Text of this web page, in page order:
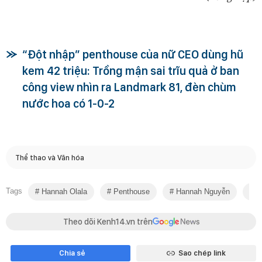
“Đột nhập” penthouse của nữ CEO dùng hũ
kem 42 triệu: Trồng mận sai trĩu quả ở ban
công view nhìn ra Landmark 81, đèn chùm
nước hoa có 1-0-2
Thể thao và Văn hóa
Tags Hannah Olala Penthouse Hannah Nguyễn
Theo dõi Kenh14.vn trên
Chia sẻ Sao chép link